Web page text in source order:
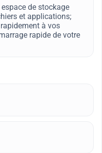
de stockage
et applications;
à vos
rapide de votre